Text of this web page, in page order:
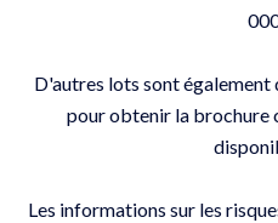
D'autres lots sont
pour obtenir la brochure
Les informations sur les